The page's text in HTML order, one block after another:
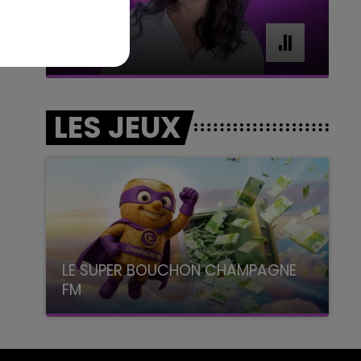
LES JEUX
LE SUPER BOUCHON CHAMPAGNE
FM
avec La Famille Champagne FM, à 8H10